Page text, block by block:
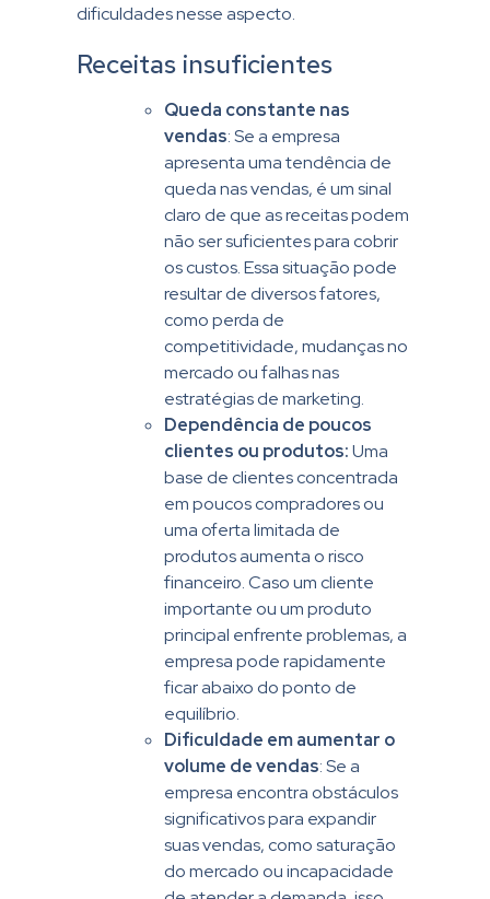
dificuldades nesse aspecto.
Receitas insuficientes
Queda constante nas
vendas: Se a empresa
apresenta uma tendência de
queda nas vendas, é um sinal
claro de que as receitas podem
não ser suficientes para cobrir
os custos. Essa situação pode
resultar de diversos fatores,
como perda de
competitividade, mudanças no
mercado ou falhas nas
estratégias de marketing.
Dependência de poucos
clientes ou produtos:Uma
base de clientes concentrada
em poucos compradores ou
uma oferta limitada de
produtos aumenta o risco
financeiro. Caso um cliente
importante ou um produto
principal enfrente problemas, a
empresa pode rapidamente
ficar abaixo do ponto de
equilíbrio.
Dificuldade em aumentar o
volume de vendas: Se a
empresa encontra obstáculos
significativos para expandir
suas vendas, como saturação
do mercado ou incapacidade